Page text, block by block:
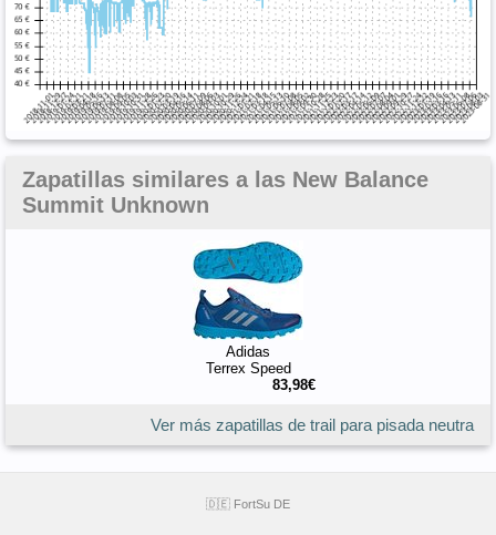
Zapatillas similares a las New Balance
Summit Unknown
Adidas
Terrex Speed
83,98€
Ver más zapatillas de trail para pisada neutra
🇩🇪 FortSu DE